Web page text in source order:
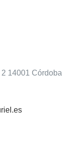
14001 Córdoba